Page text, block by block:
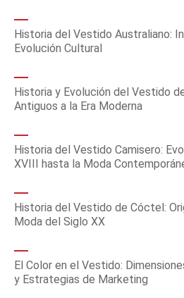
Historia del Vestido Australiano:
Evolución Cultural
Historia y Evolución del Vestido
Antiguos a la Era Moderna
Historia del Vestido Camisero:
XVIII hasta la Moda
Historia del Vestido de Cóctel:
Moda del Siglo XX
El Color en el Vestido:
y Estrategias de Marketing